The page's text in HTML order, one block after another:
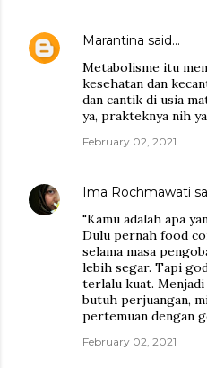
Marantina said…
Metabolisme itu
kesehatan dan
dan cantik di usia
ya, prakteknya nih
February 02, 2021
Ima Rochmawati
"Kamu adalah apa
Dulu pernah food
selama masa
lebih segar. Tapi
terlalu kuat.
butuh perjuangan,
pertemuan dengan
February 02, 2021